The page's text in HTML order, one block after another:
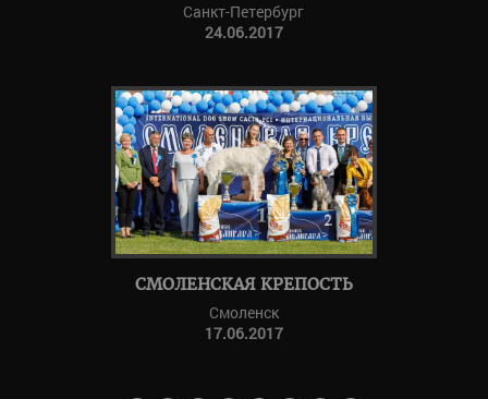
Санкт-Петербург
24.06.2017
СМОЛЕНСКАЯ КРЕПОСТЬ
Смоленск
17.06.2017